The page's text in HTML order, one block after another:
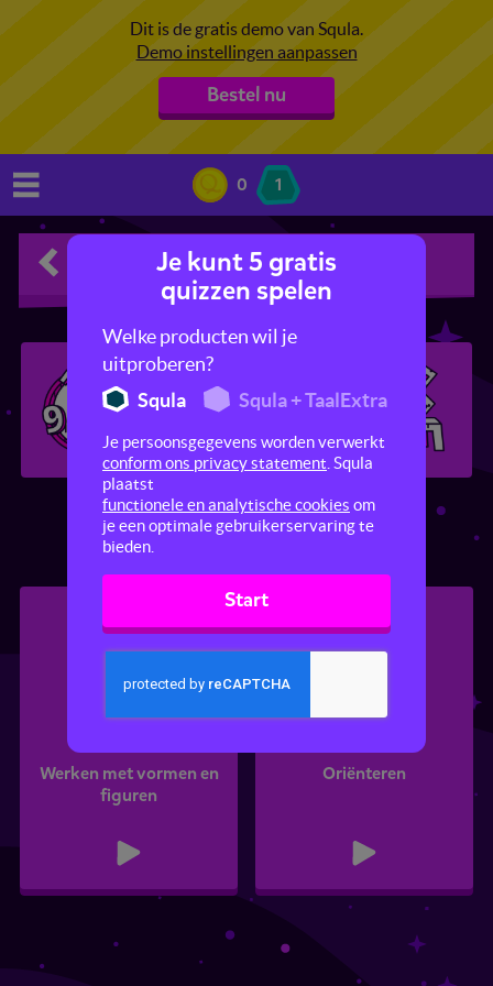
Dit is de gratis demo van Squla.
Demo instellingen aanpassen
Bestel nu
0 1
Rekenen
Tijd Basisrekenen
Werken met vormen en
figuren
Oriënteren
Je kunt 5 gratis
quizzen spelen
Welke producten wil je
uitproberen?
Squla
Squla + TaalExtra
Je persoonsgegevens worden verwerkt
conform ons privacy statement . Squla
plaatst
functionele en analytische cookies om
je een optimale gebruikerservaring te
bieden.
Start